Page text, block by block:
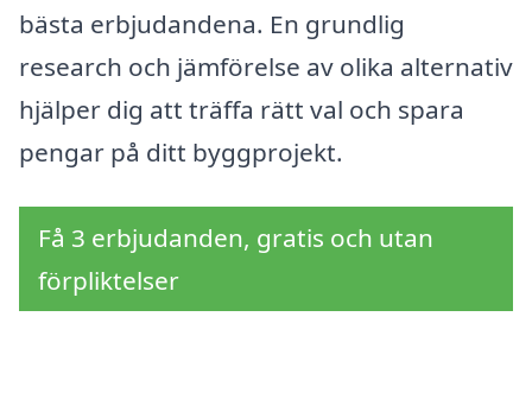
bästa erbjudandena. En grundlig
research och jämförelse av olika alternativ
hjälper dig att träffa rätt val och spara
pengar på ditt byggprojekt.
Få 3 erbjudanden, gratis och utan
förpliktelser